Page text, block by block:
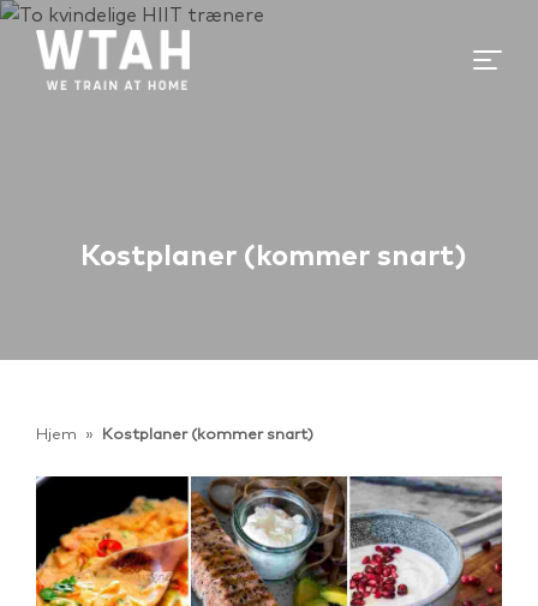
Kostplaner (kommer snart)
Hjem » Kostplaner (kommer snart)